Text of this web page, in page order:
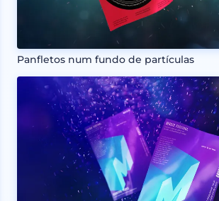
Panfletos num fundo de partículas